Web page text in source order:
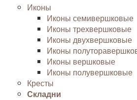
Иконы
Иконы семивершковые
Иконы трехвершковые
Иконы двухвершковые
Иконы
Иконы вершковые
Иконы полувершковые
Кресты
Складни